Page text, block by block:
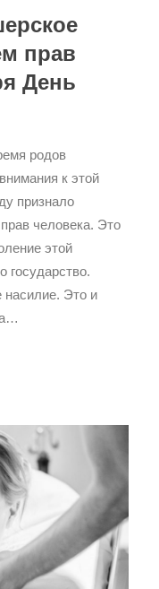
прав
День
родов
к этой
признало
человека. Это
этой
государство.
Это и